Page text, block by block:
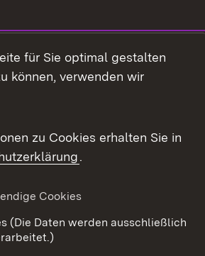
Kontakt
für Sie optimal gestalten
können, verwenden wir
zu Cookies erhalten Sie in
.
Cookies
(Die Daten werden ausschließlich